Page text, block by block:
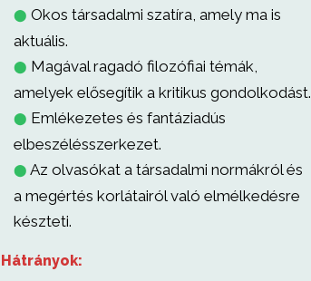
⬤ Okos társadalmi szatíra, amely ma is
aktuális.
⬤ Magával ragadó filozófiai témák,
amelyek elősegítik a kritikus gondolkodást.
⬤ Emlékezetes és fantáziadús
elbeszélésszerkezet.
⬤ Az olvasókat a társadalmi normákról és
a megértés korlátairól való elmélkedésre
készteti.
Hátrányok: